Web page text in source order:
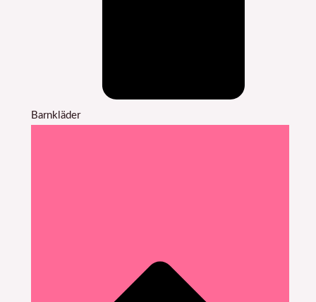
Barnkläder